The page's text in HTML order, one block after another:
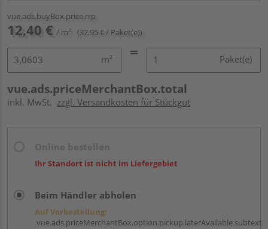
vue.ads.buyBox.price.rrp
12,40 € / m² (37,95 € / Paket(e))
m² Paket(e)
vue.ads.priceMerchantBox.total
inkl. MwSt. zzgl. Versandkosten für Stückgut
Ihr Standort ist nicht im Liefergebiet
Beim Händler abholen
Auf Vorbestellung:
vue.ads.priceMerchantBox.option.pickup.laterAvailable.subtext